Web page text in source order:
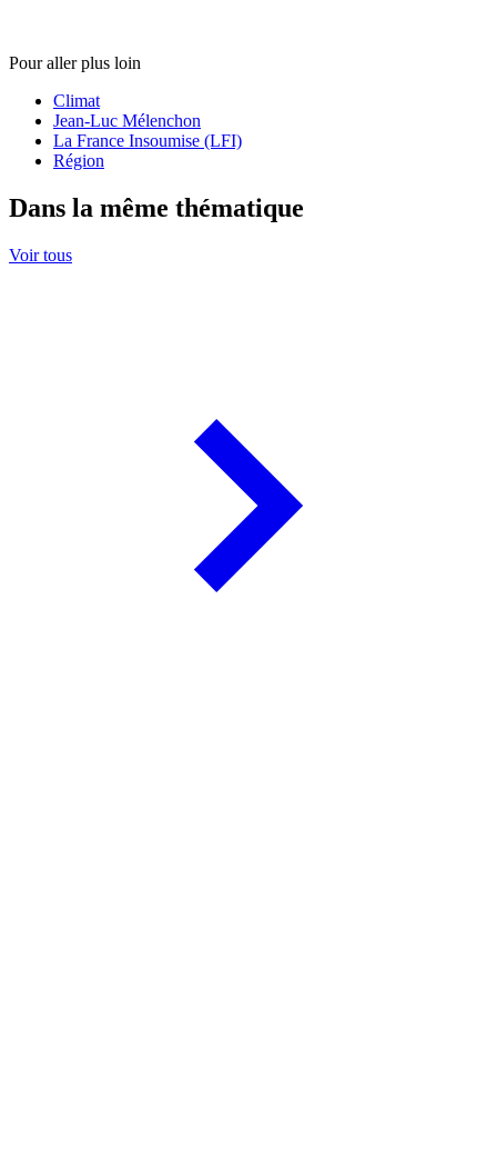
Pour aller plus loin
Climat
Jean-Luc Mélenchon
La France Insoumise (LFI)
Région
Dans la même thématique
Voir tous